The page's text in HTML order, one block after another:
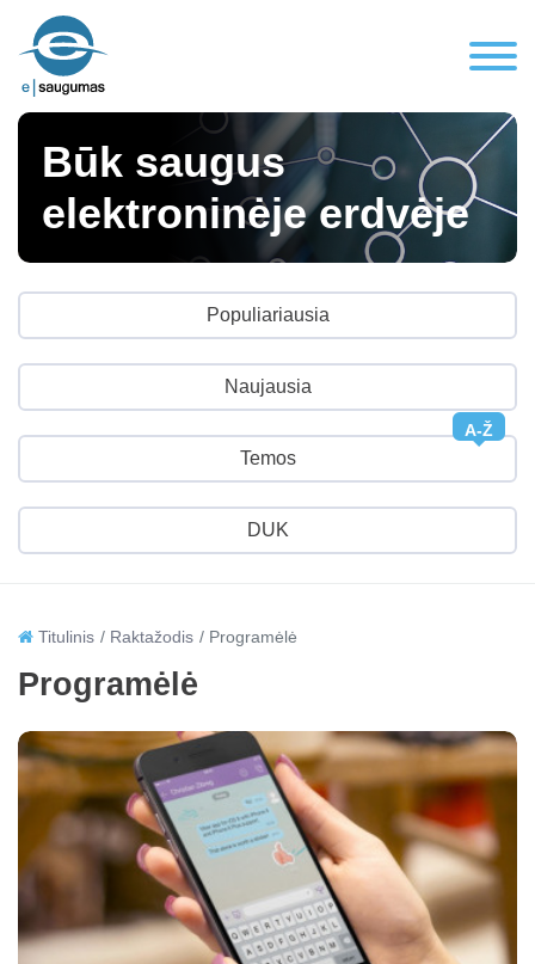
Būk saugus
elektroninėje erdvėje
Populiariausia
Naujausia
Temos
A-Ž
DUK
Titulinis Raktažodis Programėlė
Programėlė